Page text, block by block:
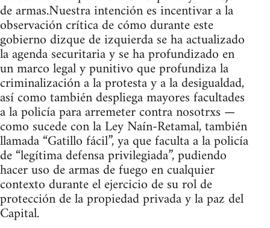
de armas.Nuestra intención es incentivar a la
observación crítica de cómo durante este
gobierno dizque de izquierda se ha actualizado
la agenda securitaria y se ha profundizado en
un marco legal y punitivo que profundiza la
criminalización a la protesta y a la desigualdad,
así como también despliega mayores facultades
a la policía para arremeter contra nosotrxs —
como sucede con la Ley Naín-Retamal, también
llamada “Gatillo fácil”, ya que faculta a la policía
de “legítima defensa privilegiada”, pudiendo
hacer uso de armas de fuego en cualquier
contexto durante el ejercicio de su rol de
protección de la propiedad privada y la paz del
Capital.